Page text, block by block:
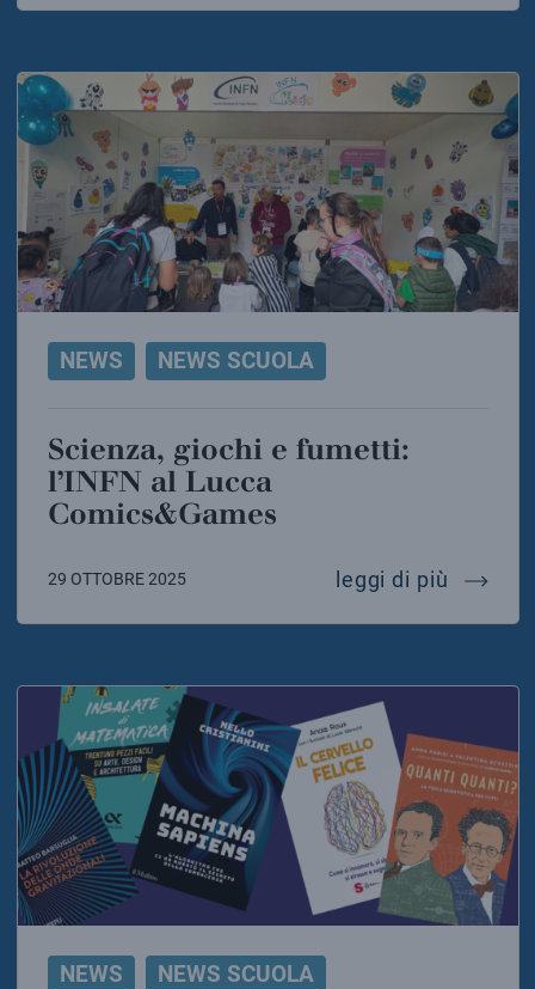
NEWS NEWS SCUOLA
Scienza, giochi e fumetti:
l’INFN al Lucca
Comics&Games
29 OTTOBRE 2025 leggi di più
NEWS NEWS SCUOLA